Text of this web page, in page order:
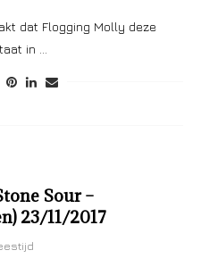
dat Flogging Molly deze
in …
Sour –
23/11/2017